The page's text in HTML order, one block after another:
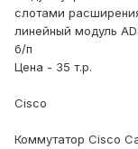
слотами
линейный модуль
б/п
Цена - 35 т.р.
Cisco
Коммутатор Cisco